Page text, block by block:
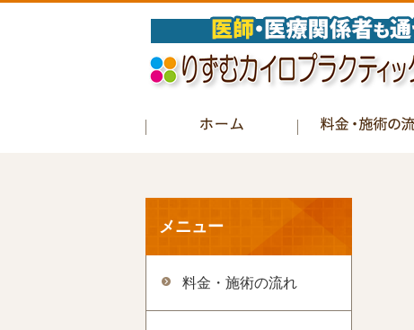
メニュー
料金・施術の流れ